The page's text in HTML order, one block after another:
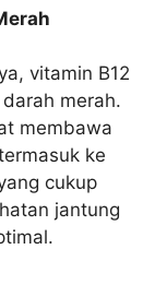
vitamin B12
merah.
membawa
ke
cukup
jantung